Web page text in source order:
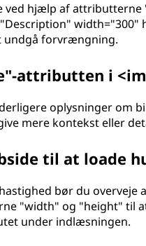
ved hjælp af
width="300"
undgå forvrængning.
attributten i
oplysninger om
mere kontekst eller
til at loade
bør du overveje
"width" og "height" til
under indlæsningen.